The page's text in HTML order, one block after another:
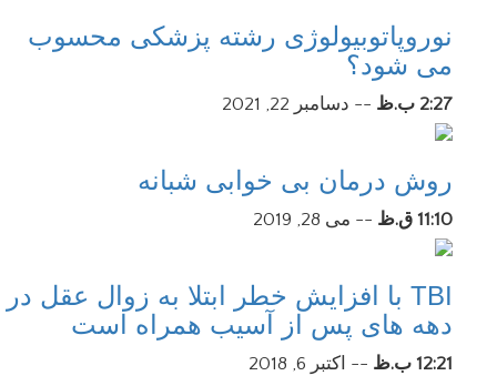
نوروپاتوبیولوژی رشته پزشکی محسوب
می شود؟
2:27 ب.ظ -- دسامبر 22, 2021
روش درمان بی خوابی شبانه
11:10 ق.ظ -- می 28, 2019
TBI با افزایش خطر ابتلا به زوال عقل در
دهه های پس از آسیب همراه است
12:21 ب.ظ -- اکتبر 6, 2018